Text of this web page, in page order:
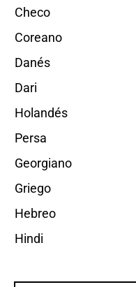
Checo
Coreano
Danés
Dari
Holandés
Persa
Georgiano
Griego
Hebreo
Hindi